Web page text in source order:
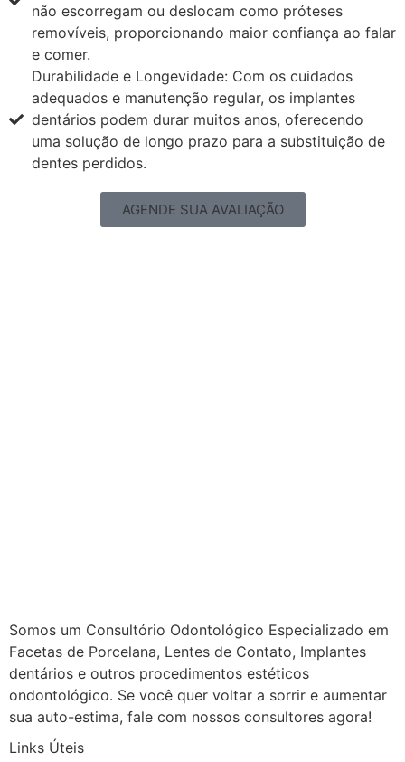
não escorregam ou deslocam como próteses
removíveis, proporcionando maior confiança ao falar
e comer.
Durabilidade e Longevidade: Com os cuidados
adequados e manutenção regular, os implantes
dentários podem durar muitos anos, oferecendo
uma solução de longo prazo para a substituição de
dentes perdidos.
AGENDE SUA AVALIAÇÃO
Somos um Consultório Odontológico Especializado em
Facetas de Porcelana, Lentes de Contato, Implantes
dentários e outros procedimentos estéticos
ondontológico. Se você quer voltar a sorrir e aumentar
sua auto-estima, fale com nossos consultores agora!
Links Úteis